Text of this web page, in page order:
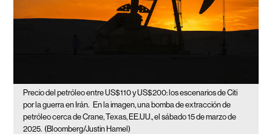
Precio del petróleo entre US$110 y US$200: los escenarios de Citi
por la guerra en Irán. En la imagen, una bomba de extracción de
petróleo cerca de Crane, Texas, EE.UU., el sábado 15 de marzo de
2025. (Bloomberg/Justin Hamel)